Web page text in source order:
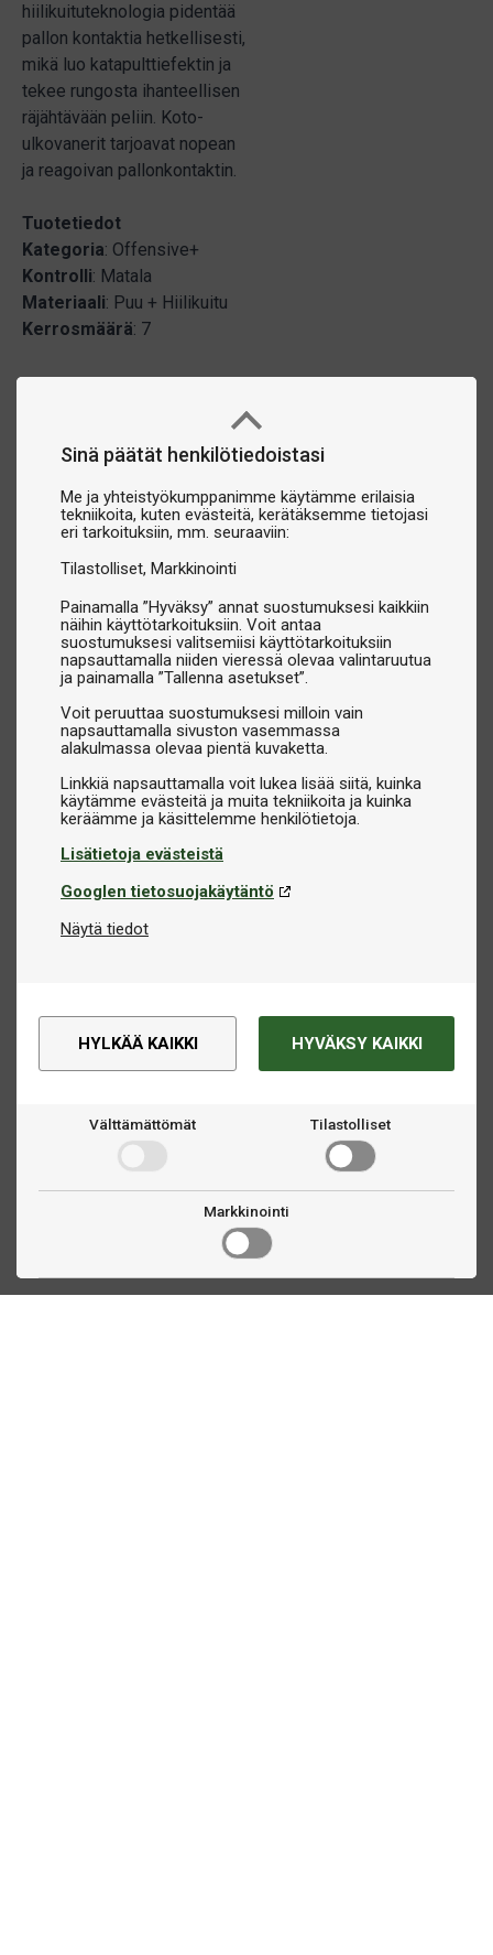
Sinä päätät henkilötiedoistasi
Me ja yhteistyökumppanimme käytämme erilaisia
tekniikoita, kuten evästeitä, kerätäksemme tietojasi
eri tarkoituksiin, mm. seuraaviin:
Tilastolliset Markkinointi
Painamalla ”Hyväksy” annat suostumuksesi kaikkiin
näihin käyttötarkoituksiin. Voit antaa
suostumuksesi valitsemiisi käyttötarkoituksiin
napsauttamalla niiden vieressä olevaa valintaruutua
ja painamalla ”Tallenna asetukset”.
Voit peruuttaa suostumuksesi milloin vain
napsauttamalla sivuston vasemmassa
alakulmassa olevaa pientä kuvaketta.
Linkkiä napsauttamalla voit lukea lisää siitä, kuinka
käytämme evästeitä ja muita tekniikoita ja kuinka
Lisätietoja evästeistä
Googlen tietosuojakäytäntö
Näytä tiedot
HYLKÄÄ KAIKKI HYVÄKSY KAIKKI
Välttämättömät Tilastolliset
Markkinointi
hiilikuituteknologia pidentää
pallon kontaktia hetkellisesti,
mikä luo katapulttiefektin ja
tekee rungosta ihanteellisen
räjähtävään peliin. Koto-
ulkovanerit tarjoavat nopean
ja reagoivan pallonkontaktin.
Tuotetiedot
Kategoria: Offensive+
Kontrolli: Matala
Materiaali: Puu + Hiilikuitu
Kerrosmäärä: 7